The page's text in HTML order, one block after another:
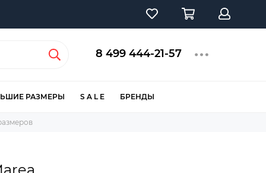
8 499 444-21-57
РАЗМЕРЫ S A L E БРЕНДЫ